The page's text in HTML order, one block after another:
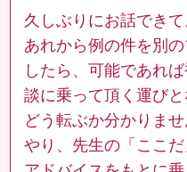
久しぶりにお話でき
あれから例の件を別
したら、可能であれ
談に乗って頂く運びと
どう転ぶか分かりま
やり、先生の「ここ